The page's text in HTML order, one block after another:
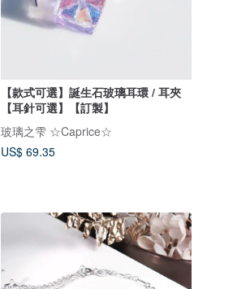
【款式可選】誕生石玻璃耳環 / 耳夾
【耳針可選】【訂製】
玻璃之雫 ☆Caprice☆
US$ 69.35